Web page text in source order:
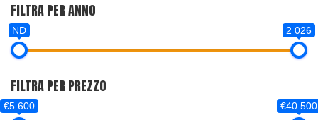
FILTRA PER ANNO
ND 2 026
FILTRA PER PREZZO
€5 600 €40 500